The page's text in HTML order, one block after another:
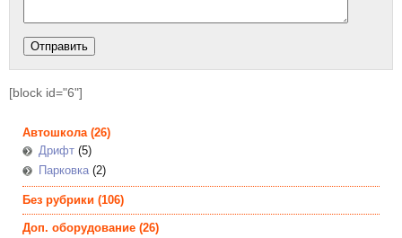
[block id="6"]
Автошкола(26)
Дрифт (5)
Парковка(2)
Без рубрики (106)
Доп. оборудование (26)